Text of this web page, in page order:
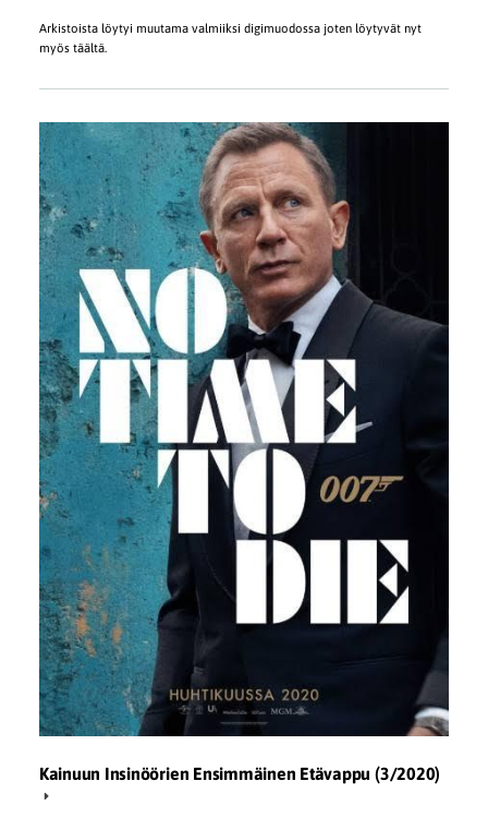
Arkistoista löytyi muutama valmiiksi digimuodossa joten löytyvät nyt
myös täältä.
Kainuun Insinöörien Ensimmäinen Etävappu (3/2020)